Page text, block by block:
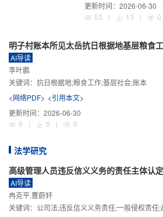
更新时间： 2026-06-30
53
| 13 | 0
明子村账本所见太岳抗日根据地基层粮食
AI导读
李叶鹏
关键词： 抗日根据地;粮食工作;基层社会;账本
<网络PDF> <引用本文>
更新时间： 2026-06-30
9
| 5 | 0
法学研究
高级管理人员违反信义义务的责任主体认定
AI导读
冉克平,曹蔚轩
关键词： 公司法;违反信义义务责任;一般侵权责任;高